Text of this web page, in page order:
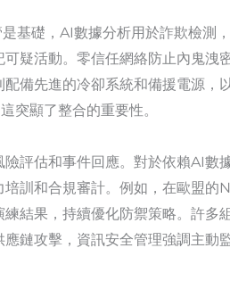
基礎，AI數據分析用於詐欺檢測
疑活動。零信任網絡防止內鬼洩
備先進的冷卻系統和備援電源
突顯了整合的重要性。
評估和事件回應。對於依賴AI數
訓和合規審計。例如，在歐盟的
結果，持續優化防禦策略。許多
鏈攻擊，資訊安全管理強調主動